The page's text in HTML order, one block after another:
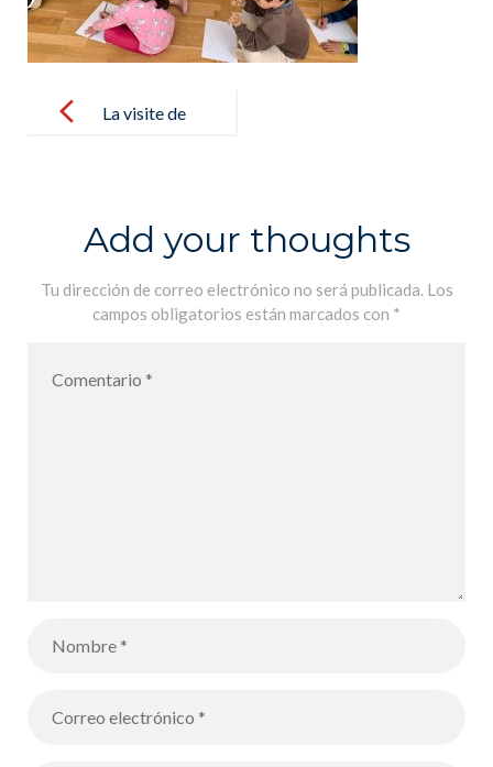
navigationLa visite de
Add your thoughts
Tu dirección de correo electrónico no será publicada. Los
campos obligatorios están marcados con *